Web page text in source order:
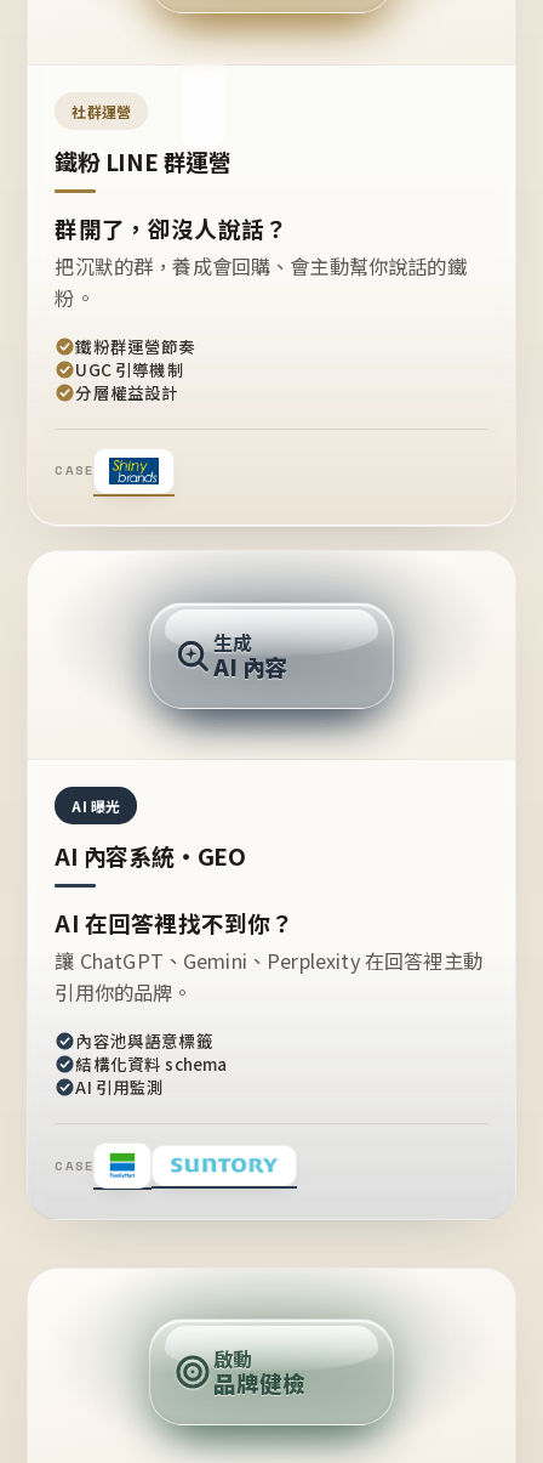
開團
嗎？
社群運營
鐵粉 LINE 群運營
群開了，卻沒人說話？
把沉默的群，養成會回購、會主動幫你說話的鐵
粉。
鐵粉群運營節奏
UGC 引導機制
分層權益設計
CASE
推薦的台灣品牌？
生成
AI 內容
AI 曝光
AI 內容系統・GEO
AI 在回答裡找不到你？
讓 ChatGPT、Gemini、Perplexity 在回答裡主動
引用你的品牌。
內容池與語意標籤
結構化資料 schema
AI 引用監測
CASE
定
位
點
啟動
品牌健檢